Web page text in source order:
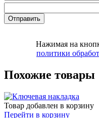
Нажимая на
политики
Похожие товары
Товар добавлен в корзину
Перейти в корзину